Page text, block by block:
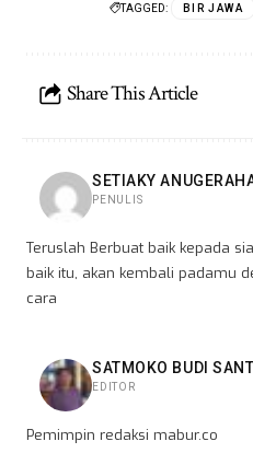
TAGGED: BIR JAWA
Share This Article
SETIAKY
PENULIS
Teruslah Berbuat baik kepada
baik itu, akan kembali padamu
cara
SATMOKO BUDI
EDITOR
Pemimpin redaksi mabur.co